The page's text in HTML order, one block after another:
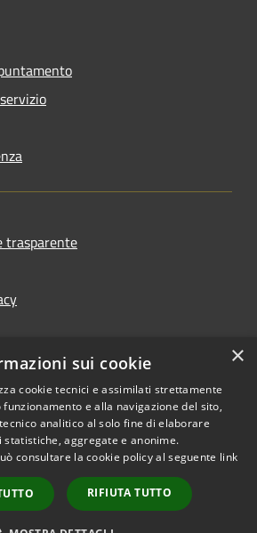
trasparente
Copyright © 2026 • Comune di
Alfedena • Powered by
Municipium•
Accesso
redazione
×
sui cookie
cookie tecnici e assimilati strettamente
e alla navigazione del sito,
analitico al solo fine di elaborare
statistiche, aggregate e anonime.
consultare la cookie policy al seguente link
RIFIUTA TUTTO